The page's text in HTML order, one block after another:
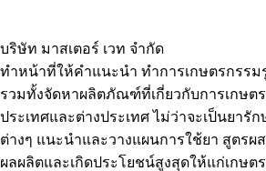
บริษัท มาสเตอร์ เวท จำกัด
ทำหน้าที่ให้คำแนะนำ ทำการเกษตรกรรม
รวมทั้งจัดหาผลิตภัณฑ์ที่เกี่ยวกับการเกษ
ประเทศและต่างประเทศ ไม่ว่าจะเป็นยารั
ต่างๆ แนะนำและวางแผนการใช้ยา สูตรผ
ผลผลิตและเกิดประโยชน์สูงสุดให้แก่เกษ